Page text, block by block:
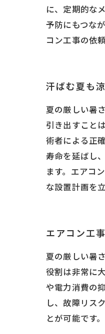
に、定期的な
予防にもつな
コン工事の依
汗ばむ夏も
夏の厳しい暑
引き出すこと
術者による正
寿命を延ばし
ます。エアコ
な設置計画を
エアコン工
夏の厳しい暑
役割は非常に
や電力消費の
し、故障リス
とが可能です